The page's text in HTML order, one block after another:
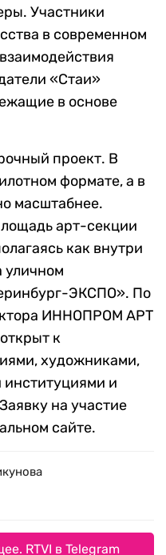
Участники
в современном
«Стаи»
в основе
проект. В
формате, а в
масштабнее.
арт-секции
как внутри
уличном
ЭКСПО». По
ИННОПРОМ АРТ
к
художниками,
институциями и
на участие
сайте.
RTVI в Telegram